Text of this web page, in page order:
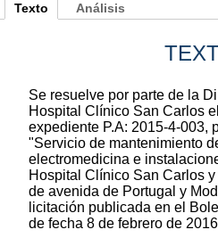
Texto
Se resuelve por parte de la
Hospital Clínico San Carlos
expediente P.A: 2015-4-003,
"Servicio de mantenimiento
electromedicina e
Hospital Clínico San Carlos
de avenida de Portugal y
licitación publicada en el
de fecha 8 de febrero de
Análisis